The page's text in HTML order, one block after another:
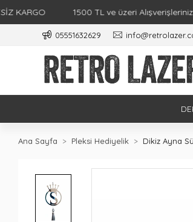
1500 TL ve üzeri Alışverişlerinizde
05551632629
Ana Sayfa Pleksi Hediyelik Dikiz Ayna